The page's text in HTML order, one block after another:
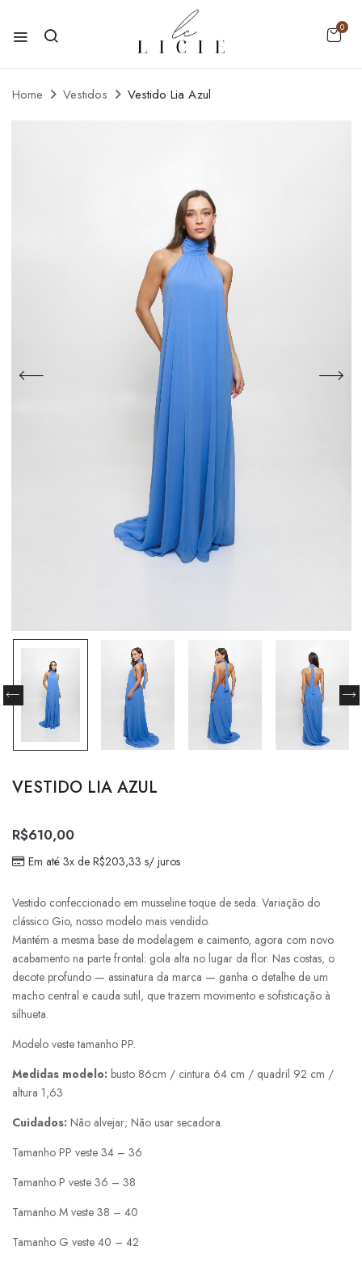
0
Home Vestidos Vestido Lia Azul
VESTIDO LIA AZUL
R$610,00
Em até 3x de R$203,33 s/ juros
Vestido confeccionado em musseline toque de seda. Variação do
clássico Gio, nosso modelo mais vendido.
Mantém a mesma base de modelagem e caimento, agora com novo
acabamento na parte frontal: gola alta no lugar da flor. Nas costas, o
decote profundo — assinatura da marca — ganha o detalhe de um
macho central e cauda sutil, que trazem movimento e sofisticação à
silhueta.
Modelo veste tamanho PP.
Medidas modelo: busto 86cm / cintura 64 cm / quadril 92 cm /
altura 1,63
Cuidados: Não alvejar; Não usar secadora.
Tamanho PP veste 34 – 36
Tamanho P veste 36 – 38
Tamanho M veste 38 – 40
Tamanho G veste 40 – 42